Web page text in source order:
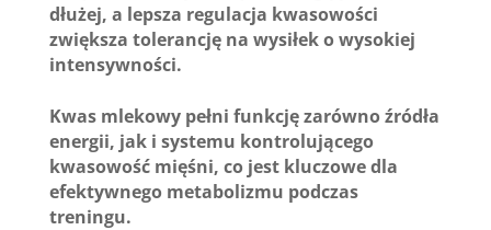
dłużej, a lepsza regulacja kwasowości
zwiększa tolerancję na wysiłek o wysokiej
intensywności.
Kwas mlekowy pełni funkcję zarówno źródła
energii, jak i systemu kontrolującego
kwasowość mięśni, co jest kluczowe dla
efektywnego metabolizmu podczas
treningu.